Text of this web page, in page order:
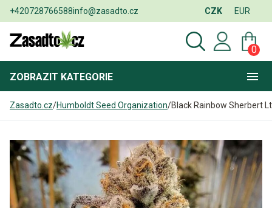
+420728766588info@zasadto.cz CZK EUR
0
ZOBRAZIT KATEGORIE
Zasadto.cz/Humboldt Seed Organization/Black Rainbow Sherbert